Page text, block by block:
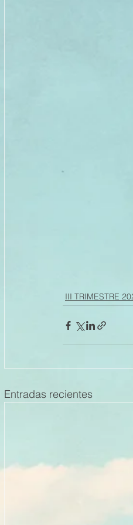
III TRIMESTRE
Entradas recientes